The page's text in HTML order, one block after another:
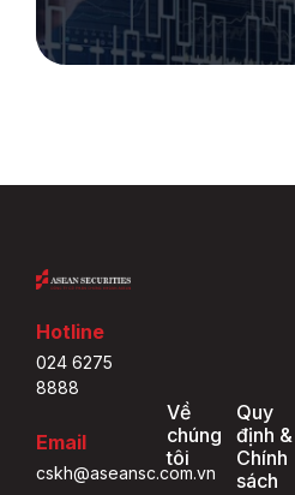
Hotline
024 6275
8888
Email
cskh@aseansc.com.vn
Về
chúng
tôi
Quy
định &
Chính
sách